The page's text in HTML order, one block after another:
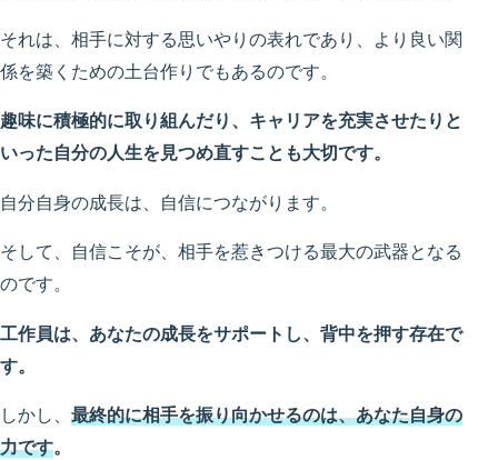
それは、相手に対する思いやりの表れであり、より良い関
係を築くための土台作りでもあるのです。
趣味に積極的に取り組んだり、キャリアを充実させたりと
いった自分の人生を見つめ直すことも大切です。
自分自身の成長は、自信につながります。
そして、自信こそが、相手を惹きつける最大の武器となる
のです。
工作員は、あなたの成長をサポートし、背中を押す存在で
す。
しかし、 最終的に相手を振り向かせるのは、あなた自身の
力です。